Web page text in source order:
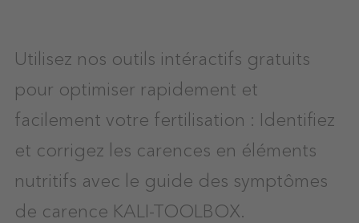
Utilisez nos outils intéractifs gratuits
pour optimiser rapidement et
facilement votre fertilisation : Identifiez
et corrigez les carences en éléments
nutritifs avec le guide des symptômes
de carence KALI-TOOLBOX.